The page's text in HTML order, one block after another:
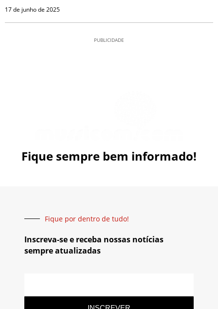
17 de junho de 2025
PUBLICIDADE
Fique sempre bem informado!
Fique por dentro de tudo!
Inscreva-se e receba nossas notícias
sempre atualizadas